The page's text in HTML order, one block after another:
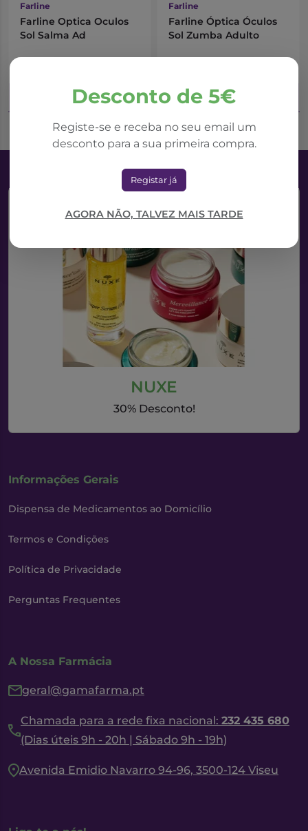
Desconto de 5€
Registe-se e receba no seu email um
desconto para a sua primeira compra.
Registar já
AGORA NÃO, TALVEZ MAIS TARDE
Farline
Farline Optica Oculos
Sol Salma Ad
Adicionar ao Carrinho
Farline
Farline Óptica Óculos
Sol Zumba Adulto
Adicionar ao Carrinho
NUXE
30% Desconto!
Informações Gerais
Dispensa de Medicamentos ao Domicílio
Termos e Condições
Política de Privacidade
Perguntas Frequentes
A Nossa Farmácia
geral@gamafarma.pt
Chamada para a rede fixa nacional: 232 435 680
(Dias úteis 9h - 20h | Sábado 9h - 19h)
Avenida Emidio Navarro 94-96, 3500-124 Viseu